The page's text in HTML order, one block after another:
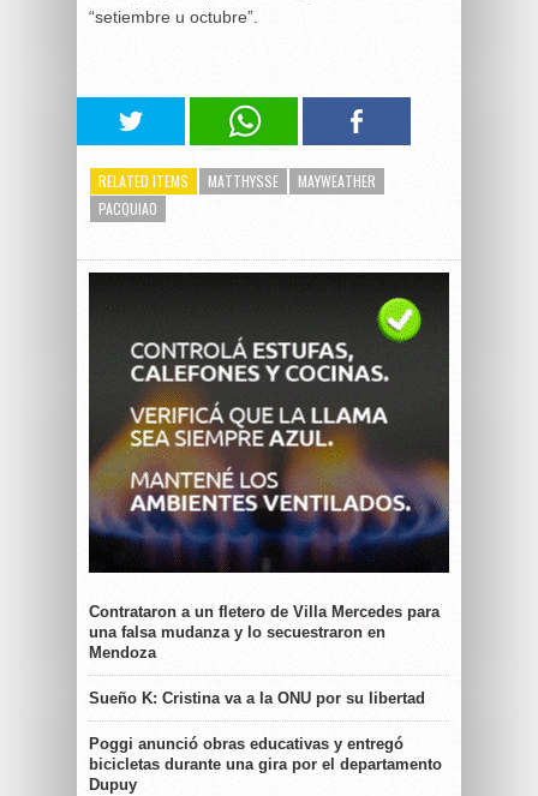
“setiembre u octubre”.
RELATED ITEMS MATTHYSSE
MAYWEATHER
PACQUIAO
Contrataron a un fletero de Villa Mercedes para
una falsa mudanza y lo secuestraron en
Mendoza
Sueño K: Cristina va a la ONU por su libertad
Poggi anunció obras educativas y entregó
bicicletas durante una gira por el departamento
Dupuy